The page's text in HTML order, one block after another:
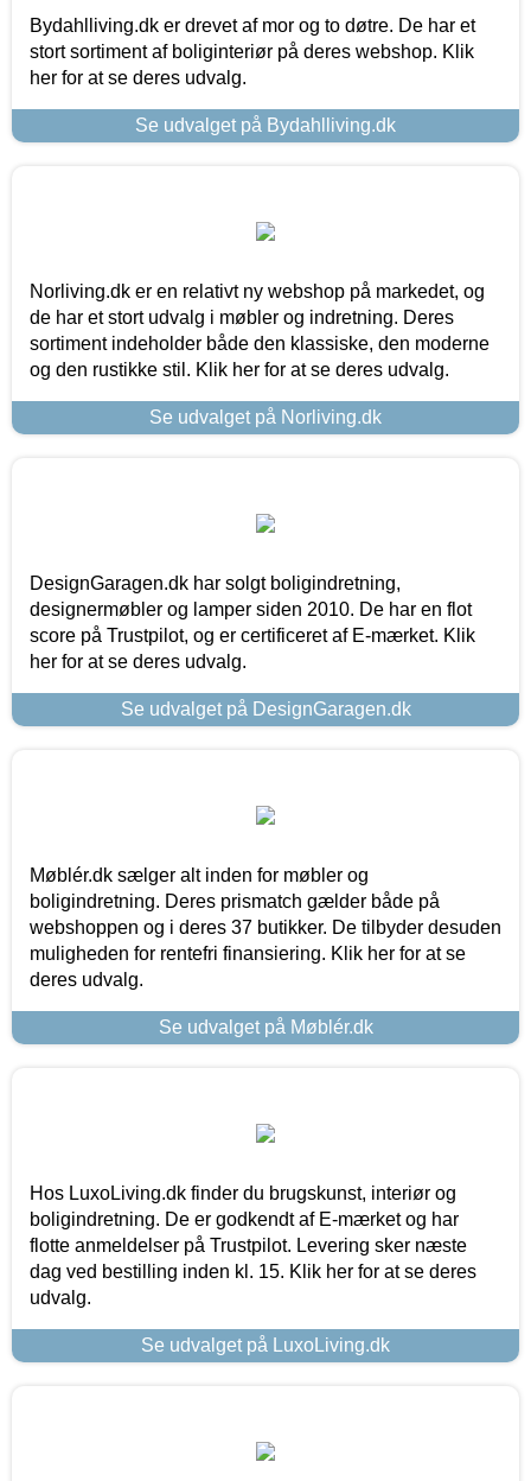
Bydahlliving.dk er drevet af mor og to døtre. De har et
stort sortiment af boliginteriør på deres webshop. Klik
her for at se deres udvalg.
Se udvalget på Bydahlliving.dk
Norliving.dk er en relativt ny webshop på markedet, og
de har et stort udvalg i møbler og indretning. Deres
sortiment indeholder både den klassiske, den moderne
og den rustikke stil. Klik her for at se deres udvalg.
Se udvalget på Norliving.dk
DesignGaragen.dk har solgt boligindretning,
designermøbler og lamper siden 2010. De har en flot
score på Trustpilot, og er certificeret af E-mærket. Klik
her for at se deres udvalg.
Se udvalget på DesignGaragen.dk
Møblér.dk sælger alt inden for møbler og
boligindretning. Deres prismatch gælder både på
webshoppen og i deres 37 butikker. De tilbyder desuden
muligheden for rentefri finansiering. Klik her for at se
deres udvalg.
Se udvalget på Møblér.dk
Hos LuxoLiving.dk finder du brugskunst, interiør og
boligindretning. De er godkendt af E-mærket og har
flotte anmeldelser på Trustpilot. Levering sker næste
dag ved bestilling inden kl. 15. Klik her for at se deres
udvalg.
Se udvalget på LuxoLiving.dk